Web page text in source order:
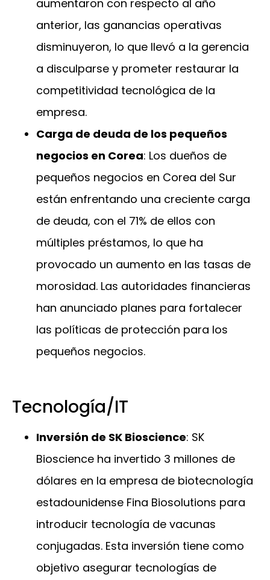
aumentaron con respecto al año
anterior, las ganancias operativas
disminuyeron, lo que llevó a la gerencia
a disculparse y prometer restaurar la
competitividad tecnológica de la
empresa.
Carga de deuda de los pequeños
negocios en Corea: Los dueños de
pequeños negocios en Corea del Sur
están enfrentando una creciente carga
de deuda, con el 71% de ellos con
múltiples préstamos, lo que ha
provocado un aumento en las tasas de
morosidad. Las autoridades financieras
han anunciado planes para fortalecer
las políticas de protección para los
pequeños negocios.
Tecnología/IT
Inversión de SK Bioscience: SK
Bioscience ha invertido 3 millones de
dólares en la empresa de biotecnología
estadounidense Fina Biosolutions para
introducir tecnología de vacunas
conjugadas. Esta inversión tiene como
objetivo asegurar tecnologías de